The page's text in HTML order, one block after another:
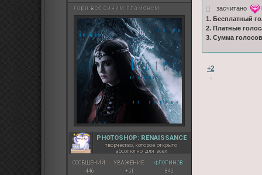
гори всё синим пламенем
PHOTOSHOP: RENAISSANCE
творчество, которое открыто
абсолютно для всех
СООБЩЕНИЙ:
446
УВАЖЕНИЕ:
+51
ФЛОРИНОВ:
840
засчитано
1. Бесплатный
2. Платные
3. Сумма
+2